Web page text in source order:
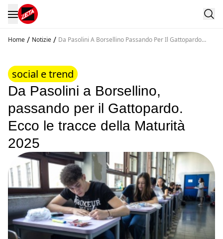
Home / Notizie / Da Pasolini A Borsellino Passando Per Il Gattopardo
social e trend
Da Pasolini a Borsellino,
passando per il Gattopardo.
Ecco le tracce della Maturità
2025